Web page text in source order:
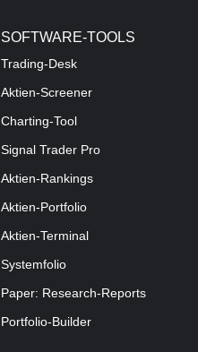
SOFTWARE-TOOLS
Trading-Desk
Aktien-Screener
Charting-Tool
Signal Trader Pro
Aktien-Rankings
Aktien-Portfolio
Aktien-Terminal
Systemfolio
Paper: Research-Reports
Portfolio-Builder